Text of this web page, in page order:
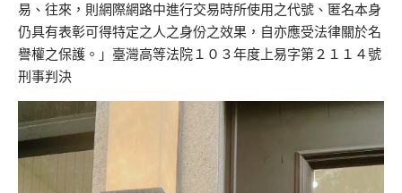
易、往來，則網際網路中進行交易時所使用之代號、匿名本身
仍具有表彰可得特定之人之身份之效果，自亦應受法律關於名
譽權之保護。」臺灣高等法院１０３年度上易字第２１１４號
刑事判決